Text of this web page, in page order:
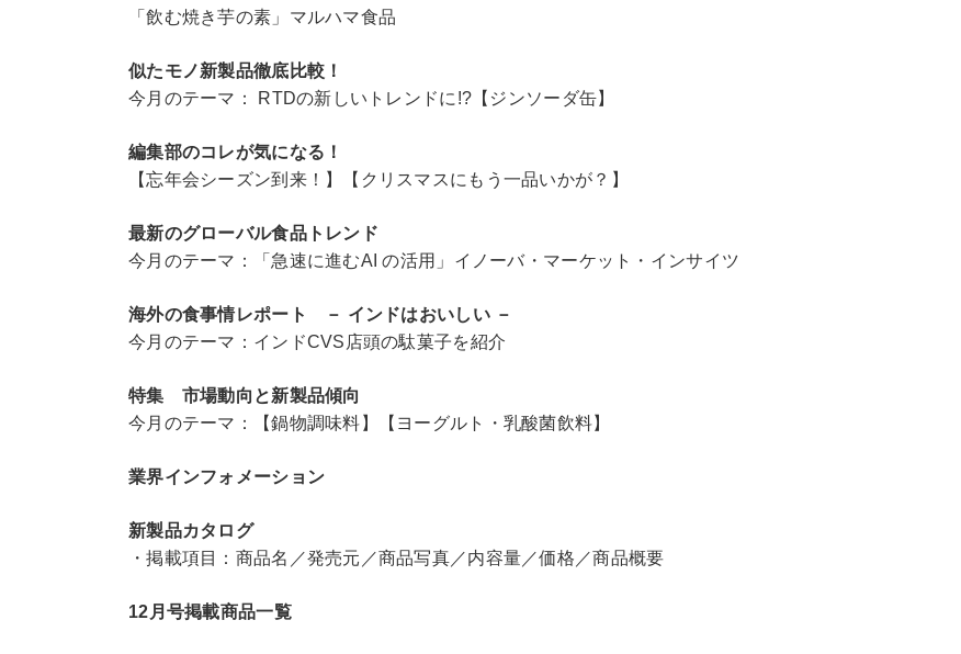
「飲む焼き芋の素」マルハマ食品
似たモノ新製品徹底比較！
今月のテーマ： RTDの新しいトレンドに!?【ジンソーダ缶】
編集部のコレが気になる！
【忘年会シーズン到来！】【クリスマスにもう一品いかが？】
最新のグローバル食品トレンド
今月のテーマ：「急速に進むAI の活用」イノーバ・マーケット・インサイツ
海外の食事情レポート － インドはおいしい －
今月のテーマ：インドCVS店頭の駄菓子を紹介
特集 市場動向と新製品傾向
今月のテーマ：【鍋物調味料】【ヨーグルト・乳酸菌飲料】
業界インフォメーション
新製品カタログ
・掲載項目：商品名／発売元／商品写真／内容量／価格／商品概要
12月号掲載商品一覧